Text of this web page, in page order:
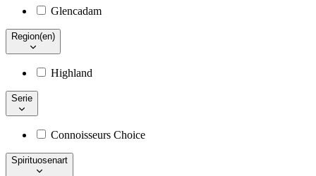
Glencadam
Region(en)
Highland
Serie
Connoisseurs Choice
Spirituosenart